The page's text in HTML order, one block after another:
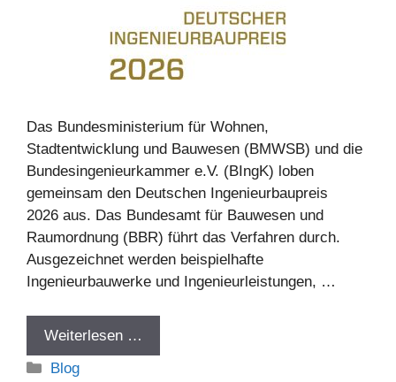
Das Bundesministerium für Wohnen,
Stadtentwicklung und Bauwesen (BMWSB) und die
Bundesingenieurkammer e.V. (BIngK) loben
gemeinsam den Deutschen Ingenieurbaupreis
2026 aus. Das Bundesamt für Bauwesen und
Raumordnung (BBR) führt das Verfahren durch.
Ausgezeichnet werden beispielhafte
Ingenieurbauwerke und Ingenieurleistungen, …
Weiterlesen …
Kategorien
Blog